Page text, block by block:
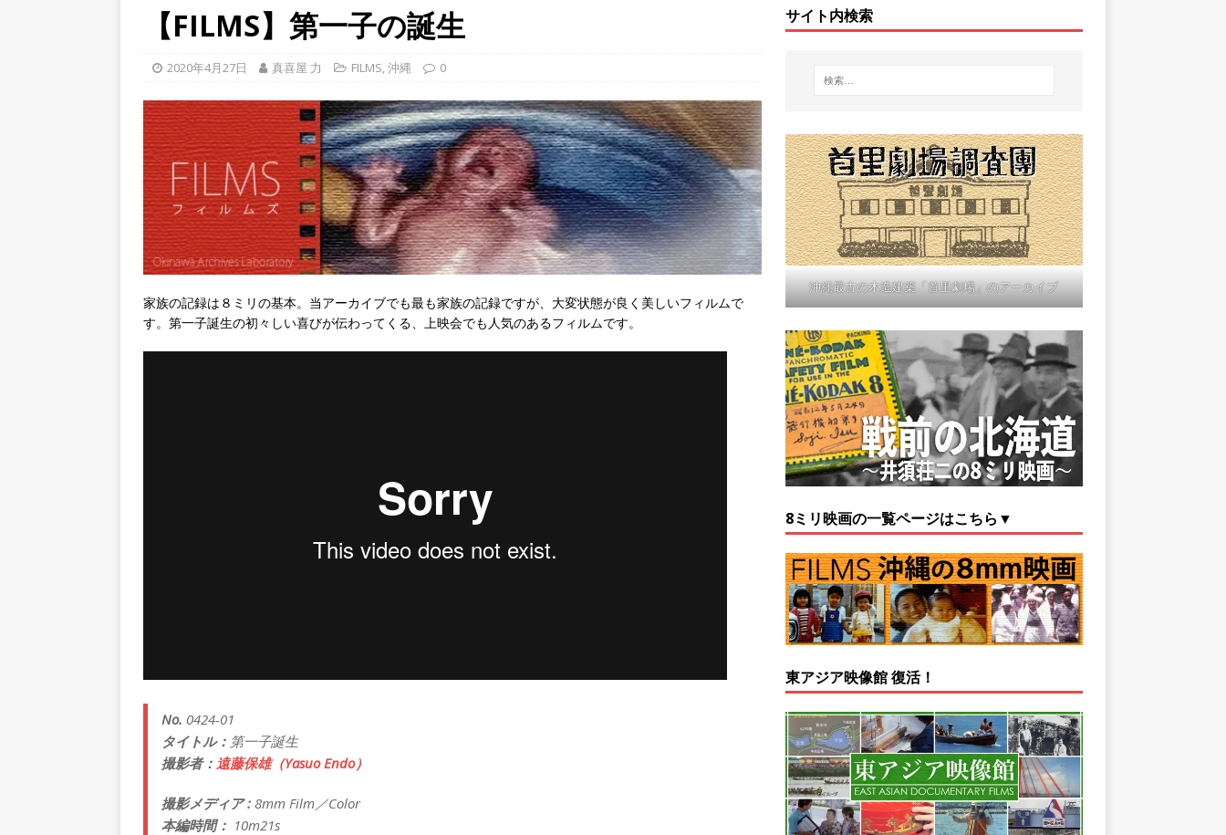
【FILMS】第一子の誕生
2020年4月27日 真喜屋 力 FILMS,沖縄 0
家族の記録は８ミリの基本。当アーカイブでも最も家族の記録ですが、大変状態が良く美しいフィルムで
す。第一子誕生の初々しい喜びが伝わってくる、上映会でも人気のあるフィルムです。
No. 0424-01
タイトル： 第一子誕生
撮影者： 遠藤保雄（Yasuo Endo）
撮影メディア : 8mm Film／Color
本編時間： 10m21s
サイト内検索
沖縄最古の木造建築「首里劇場」のアーカイブ
8ミリ映画の一覧ページはこちら▼
東アジア映像館 復活！